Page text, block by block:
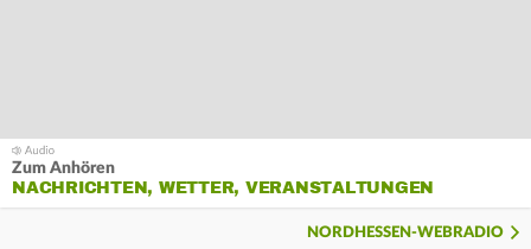
Zum Anhören
NACHRICHTEN, WETTER, VERANSTALTUNGEN
NORDHESSEN-WEBRADIO